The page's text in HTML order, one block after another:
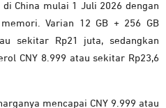
China mulai 1 Juli 2026 dengan
Varian 12 GB + 256 GB
sekitar Rp21 juta, sedangkan
CNY 8.999 atau sekitar Rp23,6
mencapai CNY 9.999 atau